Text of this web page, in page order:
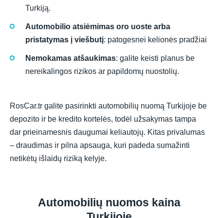
Turkiją.
Automobilio atsiėmimas oro uoste arba
pristatymas į viešbutį: patogesnei kelionės pradžiai
Nemokamas atšaukimas: galite keisti planus be
nereikalingos rizikos ar papildomų nuostolių.
RosCar.tr galite pasirinkti automobilių nuomą Turkijoje be
depozito ir be kredito kortelės, todėl užsakymas tampa
dar prieinamesnis daugumai keliautojų. Kitas privalumas
– draudimas ir pilna apsauga, kuri padeda sumažinti
netikėtų išlaidų riziką kelyje.
Automobilių nuomos kaina